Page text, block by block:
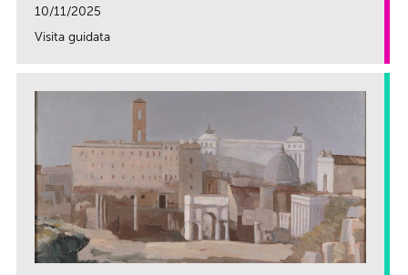
10/11/2025
Visita guidata